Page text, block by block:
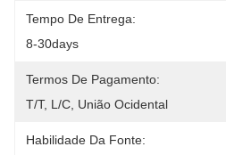
Tempo De Entrega:
8-30days
Termos De Pagamento:
T/T, L/C, União Ocidental
Habilidade Da Fonte: